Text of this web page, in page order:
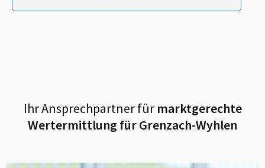
Ihr Ansprechpartner fürmarktgerechte
Wertermittlung fürGrenzach-Wyhlen